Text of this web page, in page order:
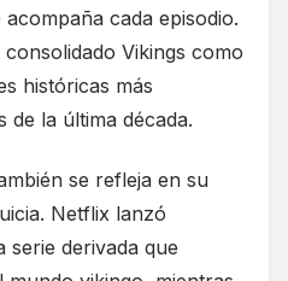
cada episodio.
Vikings como
históricas más
de la última década.
se refleja en su
Netflix lanzó
serie derivada que